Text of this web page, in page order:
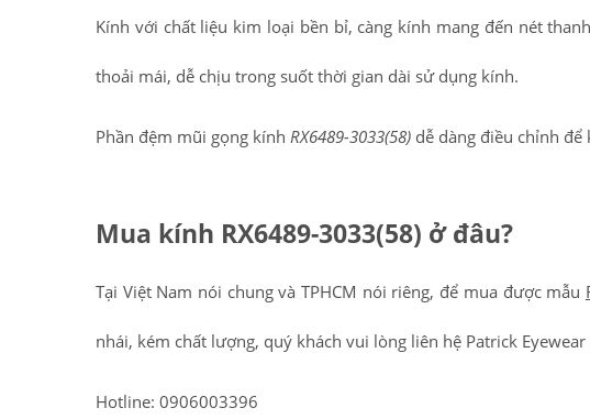
Kính với chất liệu kim loại bền bỉ, càng kính mang đến nét
thoải mái, dễ chịu trong suốt thời gian dài sử dụng kính.
Phần đệm mũi gọng kính RX6489-3033(58) dễ dàng điều chỉnh
Mua kính RX6489-3033(58) ở đâu?
Tại Việt Nam nói chung và TPHCM nói riêng, để mua được mẫu
nhái, kém chất lượng, quý khách vui lòng liên hệ Patrick
Hotline: 0906003396